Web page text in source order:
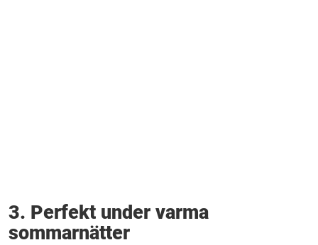
3. Perfekt under varma
sommarnätter